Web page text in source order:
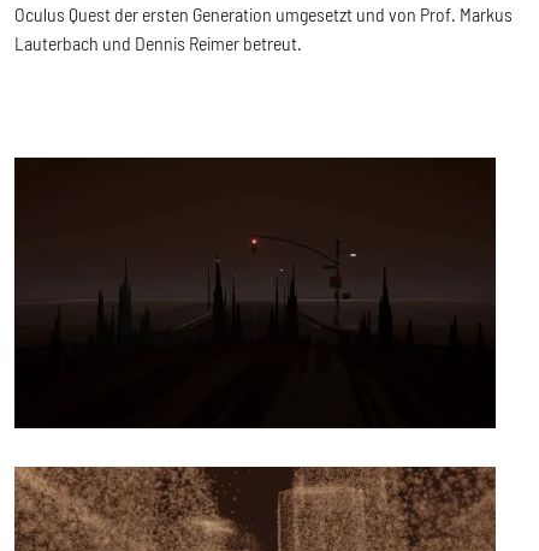
Oculus Quest der ersten Generation umgesetzt und von Prof. Markus
Lauterbach und Dennis Reimer betreut.